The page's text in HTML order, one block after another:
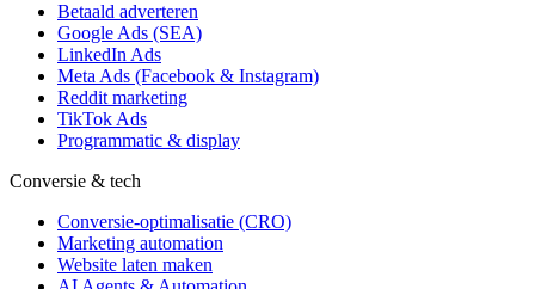
Betaald adverteren
Google Ads (SEA)
LinkedIn Ads
Meta Ads (Facebook & Instagram)
Reddit marketing
TikTok Ads
Programmatic & display
Conversie & tech
Conversie-optimalisatie (CRO)
Marketing automation
Website laten maken